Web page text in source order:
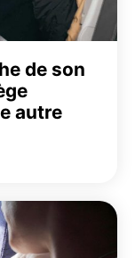
de son
autre